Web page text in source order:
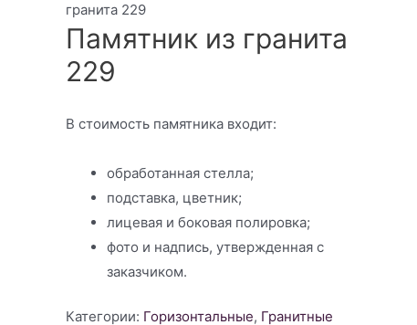
гранита 229
Памятник из гранита
229
В стоимость памятника входит:
обработанная стелла;
подставка, цветник;
лицевая и боковая полировка;
фото и надпись, утвержденная с
заказчиком.
Категории: Горизонтальные, Гранитные